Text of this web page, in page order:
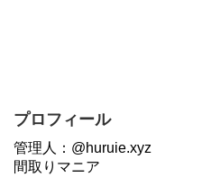
プロフィール
管理人：@huruie.xyz
間取りマニア